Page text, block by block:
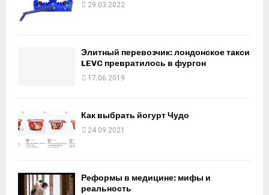
29.03.2022
Элитный перевозчик: лондонское такси
LEVC превратилось в фургон
17.06.2019
Как выбрать йогурт Чудо
24.09.2021
Реформы в медицине: мифы и
реальность